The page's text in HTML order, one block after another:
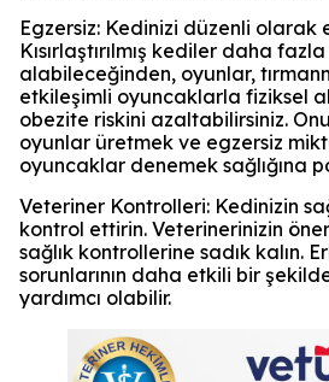
Egzersiz: Kedinizi düzenli olarak
Kısırlaştırılmış kediler daha
alabileceğinden, oyunlar,
etkileşimli oyuncaklarla fiziksel
obezite riskini azaltabilirsiniz.
oyunlar üretmek ve egzersiz
oyuncaklar denemek sağlığına
Veteriner Kontrolleri: Kedinizin
kontrol ettirin. Veterinerinizin
sağlık kontrollerine sadık kalın.
sorunlarının daha etkili bir
yardımcı olabilir.